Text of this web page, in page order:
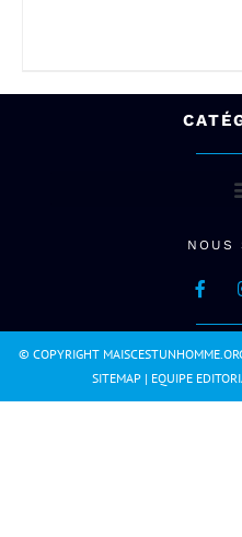
NOUS
© COPYRIGHT
SITEMAP | EQUIPE